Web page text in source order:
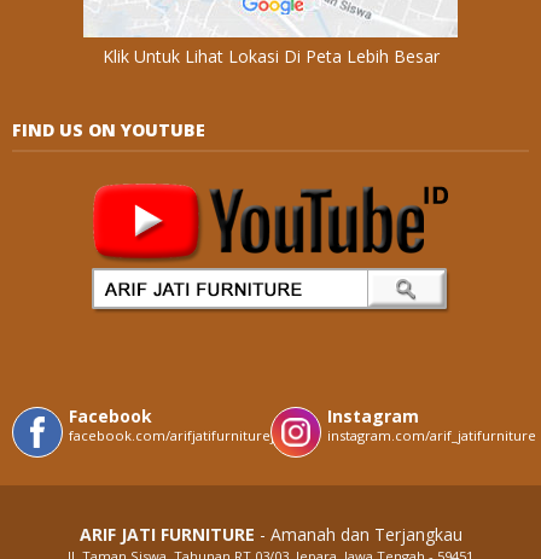
Klik Untuk Lihat Lokasi Di Peta Lebih Besar
FIND US ON YOUTUBE
Facebook
facebook.com/arifjatifurniturejepara
Instagram
instagram.com/arif_jatifurniture
ARIF JATI FURNITURE - Amanah dan Terjangkau